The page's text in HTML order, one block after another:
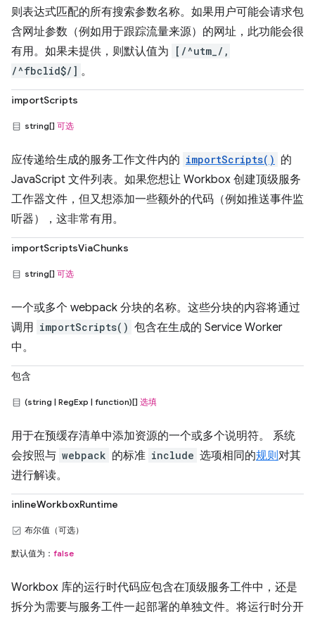
则表达式匹配的所有搜索参数名称。如果用户可能会请求包
含网址参数（例如用于跟踪流量来源）的网址，此功能会很
有用。如果未提供，则默认值为
[/^utm_/,
/^fbclid$/] 。
importScripts
string[] 可选
应传递给生成的服务工作文件内的 importScripts() 的
JavaScript 文件列表。如果您想让 Workbox 创建顶级服务
工作器文件，但又想添加一些额外的代码（例如推送事件监
听器），这非常有用。
importScriptsViaChunks
string[] 可选
一个或多个 webpack 分块的名称。这些分块的内容将通过
调用 importScripts() 包含在生成的 Service Worker
中。
包含
(string | RegExp | function)[] 选填
用于在预缓存清单中添加资源的一个或多个说明符。 系统
会按照与 webpack 的标准 include 选项相同的规则对其
进行解读。
inlineWorkboxRuntime
布尔值（可选）
默认值为： false
Workbox 库的运行时代码应包含在顶级服务工件中，还是
拆分为需要与服务工件一起部署的单独文件。将运行时分开